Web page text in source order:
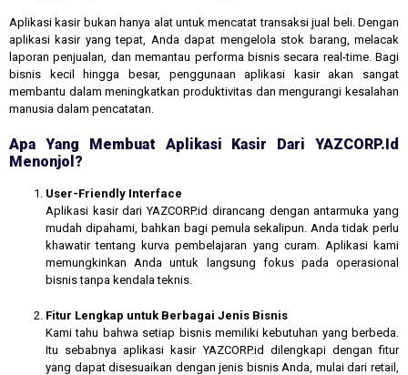
Aplikasi kasir bukan hanya alat untuk mencatat transaksi jual beli. Dengan
aplikasi kasir yang tepat, Anda dapat mengelola stok barang, melacak
laporan penjualan, dan memantau performa bisnis secara real-time. Bagi
bisnis kecil hingga besar, penggunaan aplikasi kasir akan sangat
membantu dalam meningkatkan produktivitas dan mengurangi kesalahan
manusia dalam pencatatan.
Apa Yang Membuat Aplikasi Kasir Dari YAZCORP.id
Menonjol?
User-Friendly Interface
Aplikasi kasir dari YAZCORP.id dirancang dengan antarmuka yang
mudah dipahami, bahkan bagi pemula sekalipun. Anda tidak perlu
khawatir tentang kurva pembelajaran yang curam. Aplikasi kami
memungkinkan Anda untuk langsung fokus pada operasional
bisnis tanpa kendala teknis.
Fitur Lengkap untuk Berbagai Jenis Bisnis
Kami tahu bahwa setiap bisnis memiliki kebutuhan yang berbeda.
Itu sebabnya aplikasi kasir YAZCORP.id dilengkapi dengan fitur
yang dapat disesuaikan dengan jenis bisnis Anda, mulai dari retail,